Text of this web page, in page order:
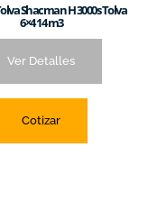
Shacman H 3000s Tolva
6×4 14 m3
Ver Detalles
Cotizar